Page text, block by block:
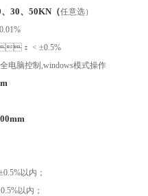
、30、50KN（任意选）
0.01%
： < ±0.5%
脑控制,windows模式操作
以内；
以内；